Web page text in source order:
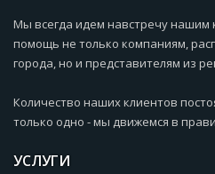
Мы всегда идем навстречу нашим
помощь не только компаниям,
города, но и представителям из
Количество наших клиентов
только одно - мы движемся в
УСЛУГИ